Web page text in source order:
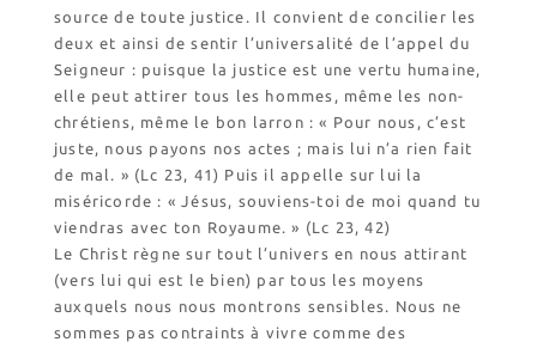
source de toute justice. Il convient de concilier les
deux et ainsi de sentir l’universalité de l’appel du
Seigneur : puisque la justice est une vertu humaine,
elle peut attirer tous les hommes, même les non-
chrétiens, même le bon larron : « Pour nous, c’est
juste, nous payons nos actes ; mais lui n’a rien fait
de mal. » (Lc 23, 41) Puis il appelle sur lui la
miséricorde : « Jésus, souviens-toi de moi quand tu
viendras avec ton Royaume. » (Lc 23, 42)
Le Christ règne sur tout l’univers en nous attirant
(vers lui qui est le bien) par tous les moyens
auxquels nous nous montrons sensibles. Nous ne
sommes pas contraints à vivre comme des